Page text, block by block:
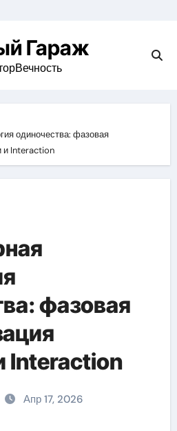
Гараж
одиночества: фазовая
и Interaction
фазовая
Interaction
Апр 17, 2026